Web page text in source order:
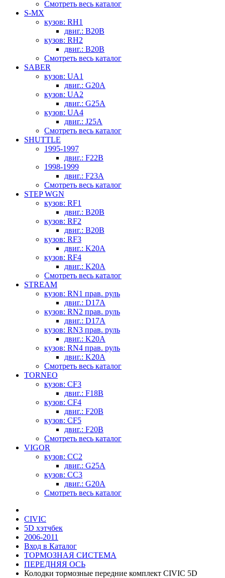
Смотреть весь каталог
S-MX
кузов: RH1
двиг.: B20B
кузов: RH2
двиг.: B20B
Смотреть весь каталог
SABER
кузов: UA1
двиг.: G20A
кузов: UA2
двиг.: G25A
кузов: UA4
двиг.: J25A
Смотреть весь каталог
SHUTTLE
1995-1997
двиг.: F22B
1998-1999
двиг.: F23A
Смотреть весь каталог
STEP WGN
кузов: RF1
двиг.: B20B
кузов: RF2
двиг.: B20B
кузов: RF3
двиг.: K20A
кузов: RF4
двиг.: K20A
Смотреть весь каталог
STREAM
кузов: RN1 прав. руль
двиг.: D17A
кузов: RN2 прав. руль
двиг.: D17A
кузов: RN3 прав. руль
двиг.: K20A
кузов: RN4 прав. руль
двиг.: K20A
Смотреть весь каталог
TORNEO
кузов: CF3
двиг.: F18B
кузов: CF4
двиг.: F20B
кузов: CF5
двиг.: F20B
Смотреть весь каталог
VIGOR
кузов: CC2
двиг.: G25A
кузов: CC3
двиг.: G20A
Смотреть весь каталог
CIVIC
5D хэтчбек
2006-2011
Вход в Каталог
ТОРМОЗНАЯ СИСТЕМА
ПЕРЕДНЯЯ ОСЬ
Колодки тормозные передние комплект CIVIC 5D